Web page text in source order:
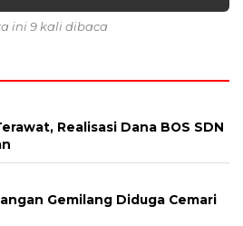
ini 9 kali dibaca
Realisasi Dana BOS SDN
Gemilang Diduga Cemari